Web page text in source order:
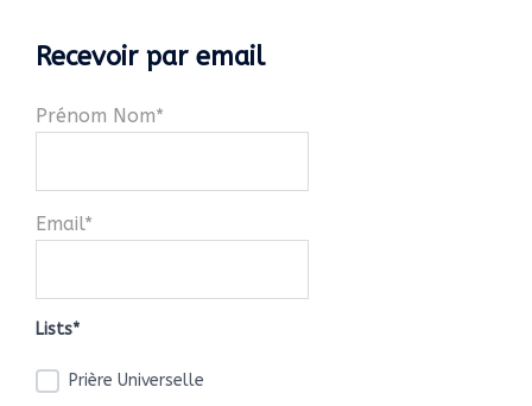
Recevoir par email
Prénom Nom*
Email*
Lists*
Prière Universelle